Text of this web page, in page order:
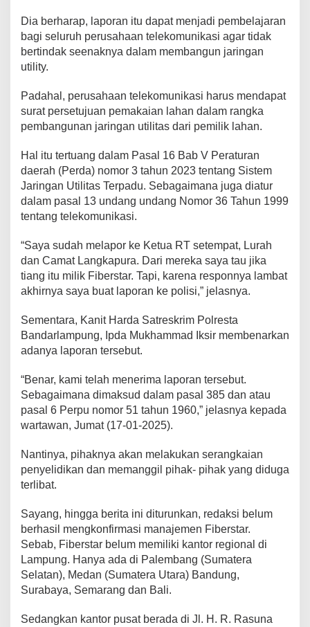
Dia berharap, laporan itu dapat menjadi pembelajaran
bagi seluruh perusahaan telekomunikasi agar tidak
bertindak seenaknya dalam membangun jaringan
utility.
Padahal, perusahaan telekomunikasi harus mendapat
surat persetujuan pemakaian lahan dalam rangka
pembangunan jaringan utilitas dari pemilik lahan.
Hal itu tertuang dalam Pasal 16 Bab V Peraturan
daerah (Perda) nomor 3 tahun 2023 tentang Sistem
Jaringan Utilitas Terpadu. Sebagaimana juga diatur
dalam pasal 13 undang undang Nomor 36 Tahun 1999
tentang telekomunikasi.
“Saya sudah melapor ke Ketua RT setempat, Lurah
dan Camat Langkapura. Dari mereka saya tau jika
tiang itu milik Fiberstar. Tapi, karena responnya lambat
akhirnya saya buat laporan ke polisi,” jelasnya.
Sementara, Kanit Harda Satreskrim Polresta
Bandarlampung, Ipda Mukhammad Iksir membenarkan
adanya laporan tersebut.
“Benar, kami telah menerima laporan tersebut.
Sebagaimana dimaksud dalam pasal 385 dan atau
pasal 6 Perpu nomor 51 tahun 1960,” jelasnya kepada
wartawan, Jumat (17-01-2025).
Nantinya, pihaknya akan melakukan serangkaian
penyelidikan dan memanggil pihak- pihak yang diduga
terlibat.
Sayang, hingga berita ini diturunkan, redaksi belum
berhasil mengkonfirmasi manajemen Fiberstar.
Sebab, Fiberstar belum memiliki kantor regional di
Lampung. Hanya ada di Palembang (Sumatera
Selatan), Medan (Sumatera Utara) Bandung,
Surabaya, Semarang dan Bali.
Sedangkan kantor pusat berada di Jl. H. R. Rasuna